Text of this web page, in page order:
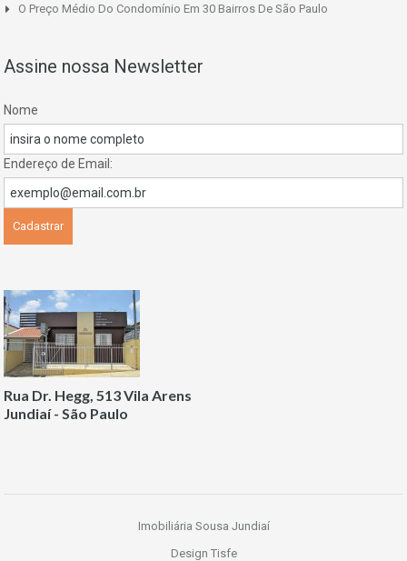
O Preço Médio Do Condomínio Em 30 Bairros De São Paulo
Assine nossa Newsletter
Nome
Endereço de Email:
Rua Dr. Hegg, 513 Vila Arens
Jundiaí - São Paulo
Imobiliária Sousa Jundiaí
Design Tisfe